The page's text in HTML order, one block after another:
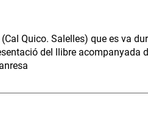
Quico. Salelles) que es va
del llibre acompanyada